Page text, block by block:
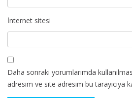
İnternet sitesi
Daha sonraki yorumlarımda
adresim ve site adresim bu tarayıcıya